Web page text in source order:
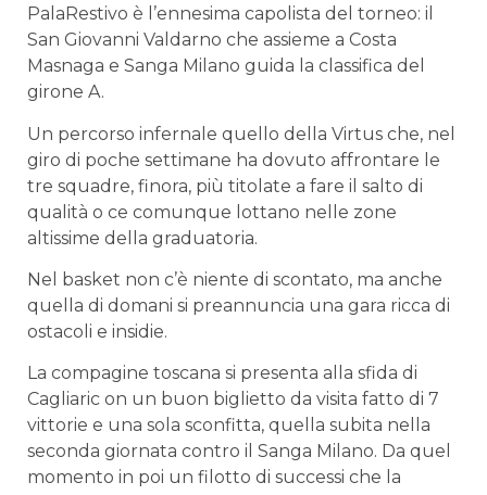
PalaRestivo è l’ennesima capolista del torneo: il
San Giovanni Valdarno che assieme a Costa
Masnaga e Sanga Milano guida la classifica del
girone A.
Un percorso infernale quello della Virtus che, nel
giro di poche settimane ha dovuto affrontare le
tre squadre, finora, più titolate a fare il salto di
qualità o ce comunque lottano nelle zone
altissime della graduatoria.
Nel basket non c’è niente di scontato, ma anche
quella di domani si preannuncia una gara ricca di
ostacoli e insidie.
La compagine toscana si presenta alla sfida di
Cagliaric on un buon biglietto da visita fatto di 7
vittorie e una sola sconfitta, quella subita nella
seconda giornata contro il Sanga Milano. Da quel
momento in poi un filotto di successi che la